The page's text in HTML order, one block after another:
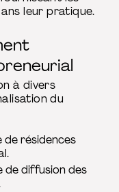
leur pratique.
à divers
du
de résidences
de diffusion des